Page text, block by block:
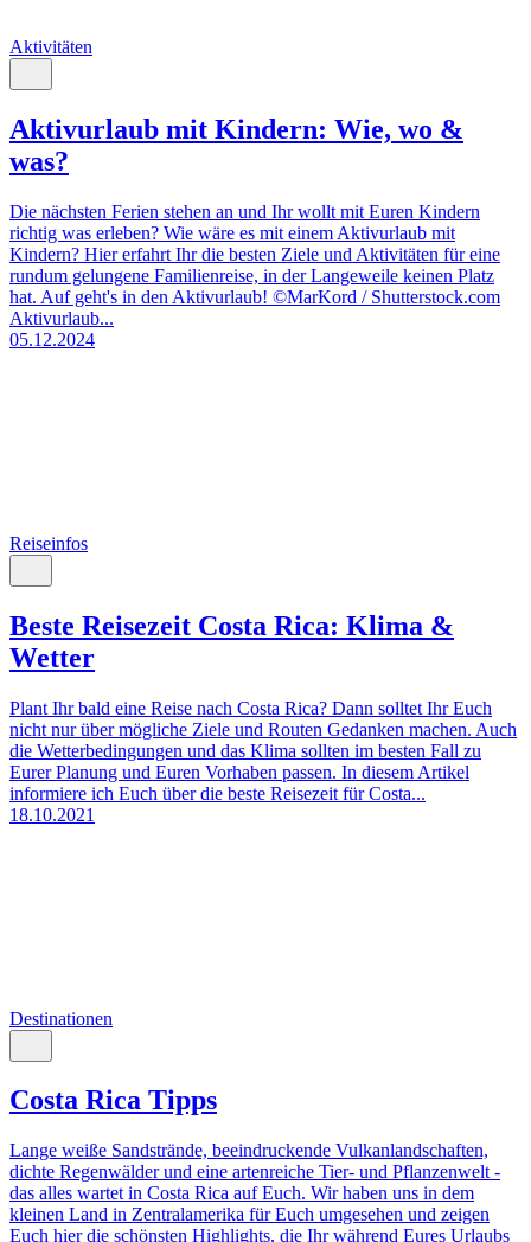
Aktivitäten
Aktivurlaub mit Kindern: Wie, wo &
was?
Die nächsten Ferien stehen an und Ihr wollt mit Euren Kindern
richtig was erleben? Wie wäre es mit einem Aktivurlaub mit
Kindern? Hier erfahrt Ihr die besten Ziele und Aktivitäten für eine
rundum gelungene Familienreise, in der Langeweile keinen Platz
hat. Auf geht's in den Aktivurlaub! ©MarKord / Shutterstock.com
Aktivurlaub...
05.12.2024
Reiseinfos
Beste Reisezeit Costa Rica: Klima &
Wetter
Plant Ihr bald eine Reise nach Costa Rica? Dann solltet Ihr Euch
nicht nur über mögliche Ziele und Routen Gedanken machen. Auch
die Wetterbedingungen und das Klima sollten im besten Fall zu
Eurer Planung und Euren Vorhaben passen. In diesem Artikel
informiere ich Euch über die beste Reisezeit für Costa...
18.10.2021
Destinationen
Costa Rica Tipps
Lange weiße Sandstrände, beeindruckende Vulkanlandschaften,
dichte Regenwälder und eine artenreiche Tier- und Pflanzenwelt -
das alles wartet in Costa Rica auf Euch. Wir haben uns in dem
kleinen Land in Zentralamerika für Euch umgesehen und zeigen
Euch hier die schönsten Highlights, die Ihr während Eures Urlaubs